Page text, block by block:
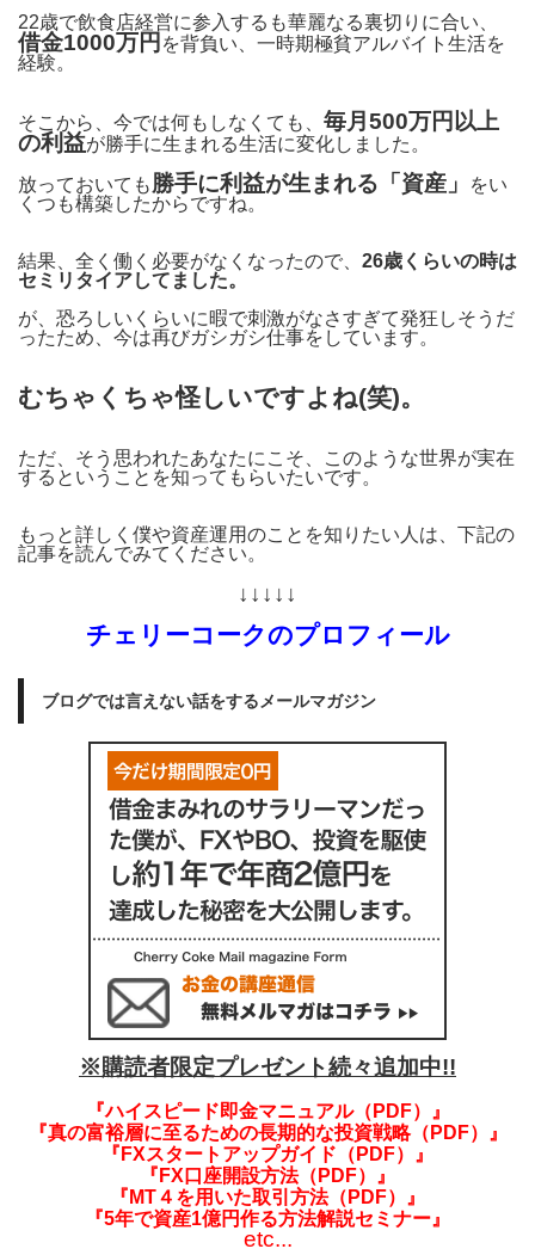
22歳で飲食店経営に参入するも華麗なる裏切りに合い、
借金1000万円 を背負い、一時期極貧アルバイト生活を
経験。
そこから、今では何もしなくても、 毎月500万円以上
の利益が勝手に生まれる生活に変化しました。
放っておいても 勝手に利益が生まれる「資産」
をい
くつも構築したからですね。
結果、全く働く必要がなくなったので、 26歳くらいの時は
セミリタイアしてました。
が、恐ろしいくらいに暇で刺激がなさすぎて発狂しそうだ
ったため、今は再びガシガシ仕事をしています。
むちゃくちゃ怪しいですよね(笑)。
ただ、そう思われたあなたにこそ、このような世界が実在
するということを知ってもらいたいです。
もっと詳しく僕や資産運用のことを知りたい人は、下記の
記事を読んでみてください。
↓↓↓↓↓
チェリーコークのプロフィール
ブログでは言えない話をするメールマガジン
※購読者限定プレゼント続々追加中!!
『ハイスピード即金マニュアル（PDF）』
『真の富裕層に至るための長期的な投資戦略（PDF）』
『FXスタートアップガイド（PDF）』
『FX口座開設方法（PDF）』
『MT４を用いた取引方法（PDF）』
『5年で資産1億円作る方法解説セミナー』
etc...